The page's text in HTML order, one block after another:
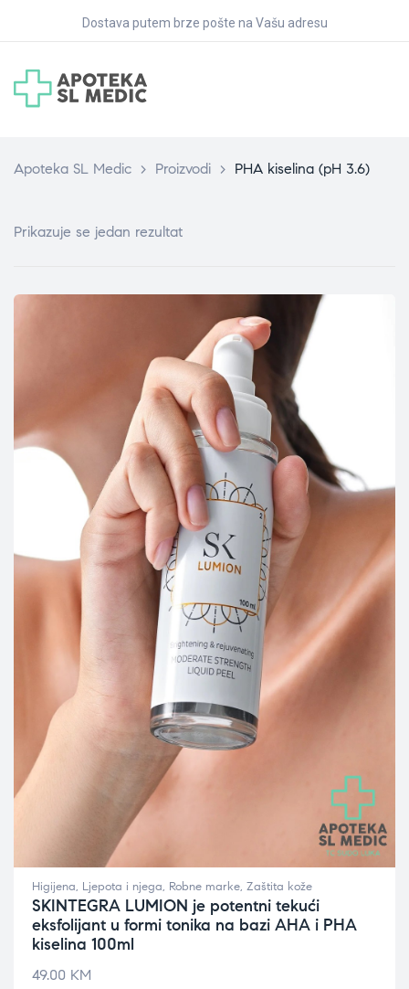
Dostava putem brze pošte na Vašu adresu
Apoteka SL Medic > Proizvodi > PHA kiselina (pH 3.6)
Prikazuje se jedan rezultat
Higijena, Ljepota i njega, Robne marke, Zaštita kože
SKINTEGRA LUMION je potentni tekući
eksfolijant u formi tonika na bazi AHA i PHA
kiselina 100ml
49.00 KM